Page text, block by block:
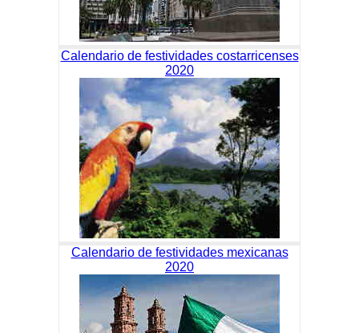
Calendario de festividades costarricenses
2020
Calendario de festividades mexicanas
2020